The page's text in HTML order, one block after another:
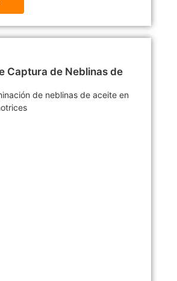
Captura de Neblinas de
de neblinas de aceite en